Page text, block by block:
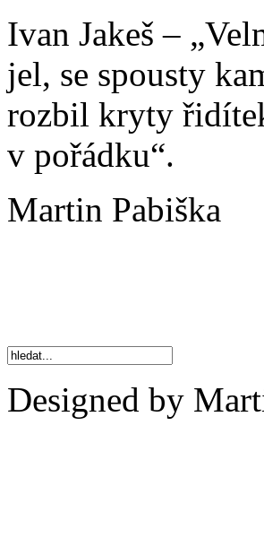
Ivan Jakeš –
jel, se spousty
rozbil kryty
v pořádku“.
Martin Pabiška
Designed by